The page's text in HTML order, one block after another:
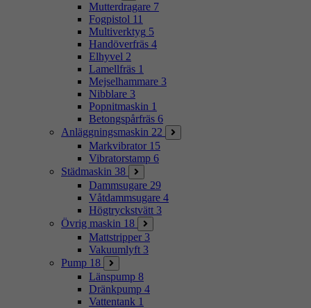
Mutterdragare 7
Fogpistol 11
Multiverktyg 5
Handöverfräs 4
Elhyvel 2
Lamellfräs 1
Mejselhammare 3
Nibblare 3
Popnitmaskin 1
Betongspårfräs 6
Anläggningsmaskin 22
Markvibrator 15
Vibratorstamp 6
Städmaskin 38
Dammsugare 29
Våtdammsugare 4
Högtryckstvätt 3
Övrig maskin 18
Mattstripper 3
Vakuumlyft 3
Pump 18
Länspump 8
Dränkpump 4
Vattentank 1